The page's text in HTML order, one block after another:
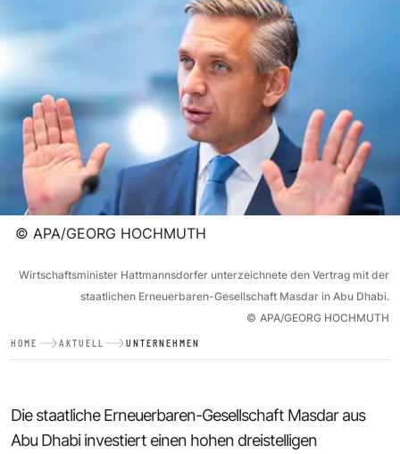
© APA/GEORG HOCHMUTH
Wirtschaftsminister Hattmannsdorfer unterzeichnete den Vertrag mit der
staatlichen Erneuerbaren-Gesellschaft Masdar in Abu Dhabi.
© APA/GEORG HOCHMUTH
HOME AKTUELL UNTERNEHMEN
Die staatliche Erneuerbaren-Gesellschaft Masdar aus
Abu Dhabi investiert einen hohen dreistelligen